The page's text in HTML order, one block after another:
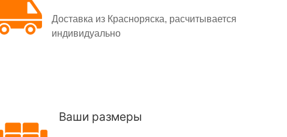
Доставка из Красноряска, расчитывается
индивидуально
Ваши размеры